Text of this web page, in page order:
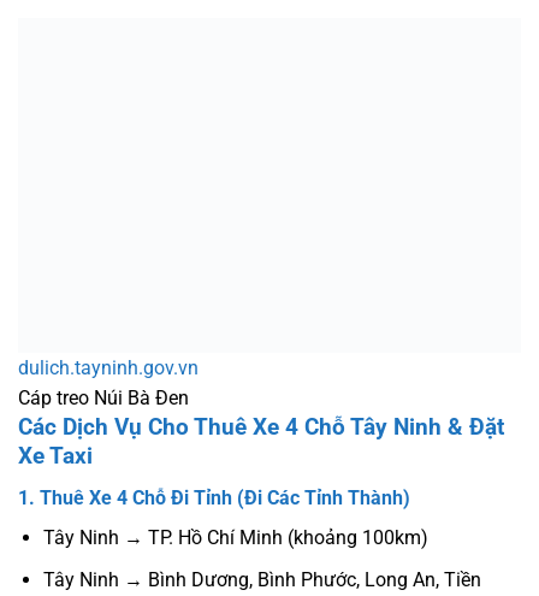
dulich.tayninh.gov.vn
Cáp treo Núi Bà Đen
Các Dịch Vụ Cho Thuê Xe 4 Chỗ Tây Ninh & Đặt
Xe Taxi
1. Thuê Xe 4 Chỗ Đi Tỉnh (Đi Các Tỉnh Thành)
Tây Ninh → TP. Hồ Chí Minh (khoảng 100km)
Tây Ninh → Bình Dương, Bình Phước, Long An, Tiền